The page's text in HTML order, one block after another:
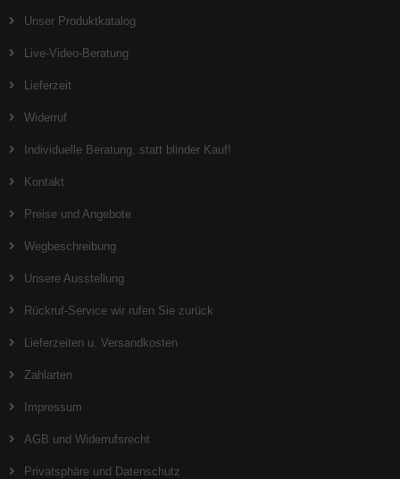
Unser Produktkatalog
Live-Video-Beratung
Lieferzeit
Widerruf
Individuelle Beratung, statt blinder Kauf!
Kontakt
Preise und Angebote
Wegbeschreibung
Unsere Ausstellung
Rückruf-Service wir rufen Sie zurück
Lieferzeiten u. Versandkosten
Zahlarten
Impressum
AGB und Widerrufsrecht
Privatsphäre und Datenschutz